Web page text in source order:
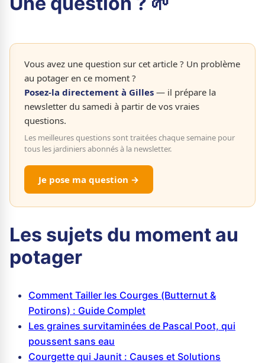
Vous avez une question sur cet article ? Un problème
au potager en ce moment ?
Posez-la directement à Gilles — il prépare la
newsletter du samedi à partir de vos vraies
questions.
Les meilleures questions sont traitées chaque semaine pour
tous les jardiniers abonnés à la newsletter.
Je pose ma question →
Les sujets du moment au
potager
Comment Tailler les Courges (Butternut &
Potirons) : Guide Complet
Les graines survitaminées de Pascal Poot, qui
poussent sans eau
Courgette qui Jaunit : Causes et Solutions